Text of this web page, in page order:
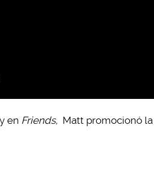
en Friends, Matt promocionó